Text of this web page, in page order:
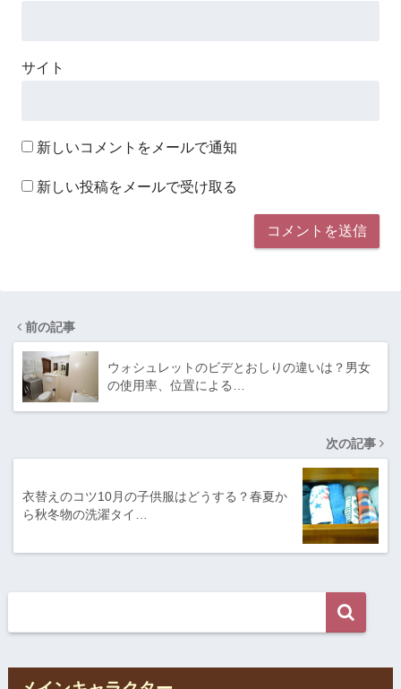
サイト
新しいコメントをメールで通知
新しい投稿をメールで受け取る
前の記事
ウォシュレットのビデとおしりの違いは？男女
の使用率、位置による…
次の記事
衣替えのコツ10月の子供服はどうする？春夏か
ら秋冬物の洗濯タイ…